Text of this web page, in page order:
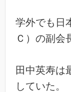
学外でも日
Ｃ）の副会
田中英寿は
していた。